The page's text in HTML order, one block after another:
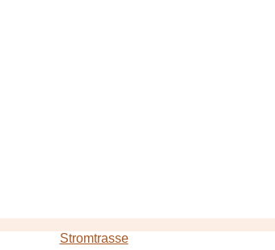
Kategorien
Stromtrasse